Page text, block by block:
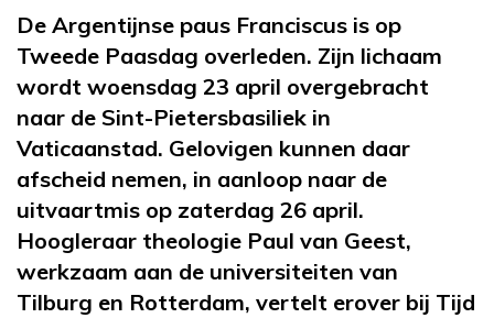
De Argentijnse paus Franciscus is op
Tweede Paasdag overleden. Zijn lichaam
wordt woensdag 23 april overgebracht
naar de Sint-Pietersbasiliek in
Vaticaanstad. Gelovigen kunnen daar
afscheid nemen, in aanloop naar de
uitvaartmis op zaterdag 26 april.
Hoogleraar theologie Paul van Geest,
werkzaam aan de universiteiten van
Tilburg en Rotterdam, vertelt erover bij Tijd